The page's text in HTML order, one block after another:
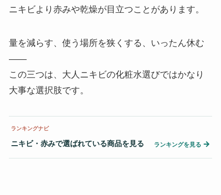
ニキビより赤みや乾燥が目立つことがあります。
量を減らす、使う場所を狭くする、いったん休む
——
この三つは、大人ニキビの化粧水選びではかなり
大事な選択肢です。
ランキングナビ
ニキビ・赤みで選ばれている商品を見る ランキングを見る →